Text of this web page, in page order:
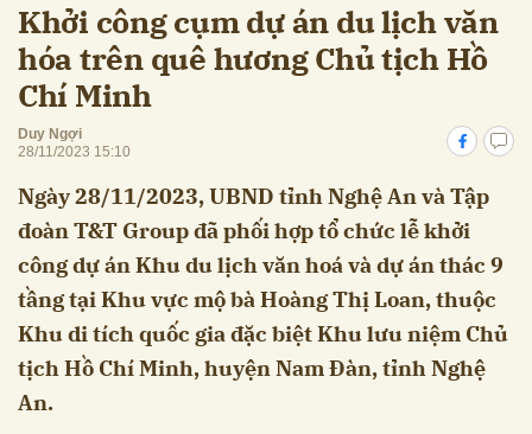
Khởi công cụm dự án du lịch văn
hóa trên quê hương Chủ tịch Hồ
Chí Minh
Duy Ngợi
28/11/2023 15:10
Ngày 28/11/2023, UBND tỉnh Nghệ An và Tập
đoàn T&T Group đã phối hợp tổ chức lễ khởi
công dự án Khu du lịch văn hoá và dự án thác 9
tầng tại Khu vực mộ bà Hoàng Thị Loan, thuộc
Khu di tích quốc gia đặc biệt Khu lưu niệm Chủ
tịch Hồ Chí Minh, huyện Nam Đàn, tỉnh Nghệ
An.
Hủy